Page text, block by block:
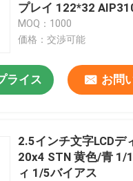
プレイ 122*32
ブIC
MOQ：1000
価格：交渉可能
ライス お問
2.5インチ文字LCDデ
20x4 STN 黄色/青 1/
ィ 1/5バイアス